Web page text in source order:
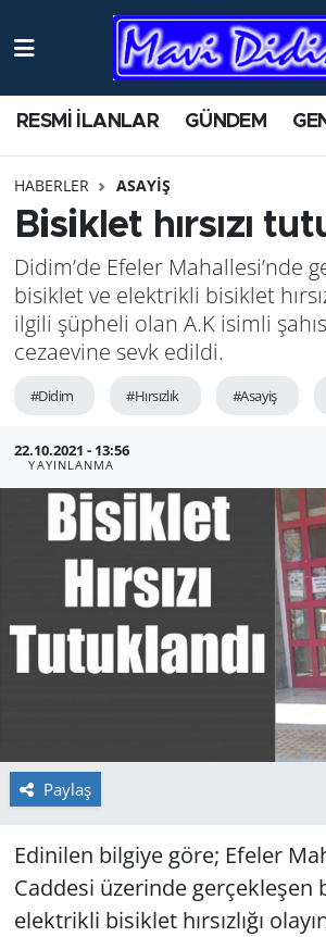
RESMİ İLANLAR GÜNDEM
HABERLER ASAYİŞ
Bisiklet hırsızı
Didim’de Efeler Mahallesi’nde
bisiklet ve elektrikli bisiklet
ilgili şüpheli olan A.K isimli
cezaevine sevk edildi.
#Didim #Hırsızlık #Asayiş
22.10.2021 - 13:56
YAYINLANMA
Paylaş
Edinilen bilgiye göre; Efeler
Caddesi üzerinde gerçekleşen
elektrikli bisiklet hırsızlığı
ANTİK YERLER
AYDIN
ÇEVRE
EĞİTİM
GENEL
GÜNDEM
HABERDE İNSAN
KÜLTÜR SANAT
RESMİ İLANLAR
SAĞLIK
SİYASET
Nöbetçi Eczaneler
Namaz Vakitleri
Süper Lig Puan Durumu ve
Tüm Manşetler
Haber Arşivi